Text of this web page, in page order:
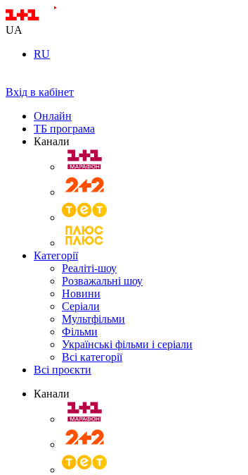
UA
RU
Вхід в кабінет
Онлайн
ТБ програма
Канали
Категорії
Реаліті-шоу
Розважальні шоу
Новини
Серіали
Мультфільми
Фільми
Українські фільми і серіали
Всі категорії
Всі проєкти
Канали